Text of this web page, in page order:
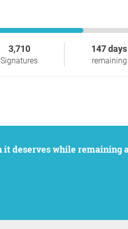
3,710
Signatures
147 days
remaining